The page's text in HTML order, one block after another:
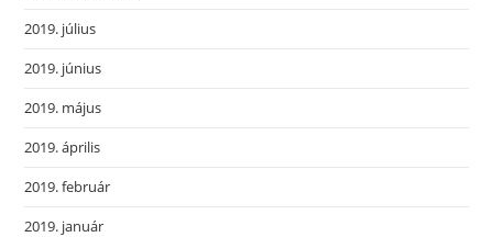
2019. július
2019. június
2019. május
2019. április
2019. február
2019. január